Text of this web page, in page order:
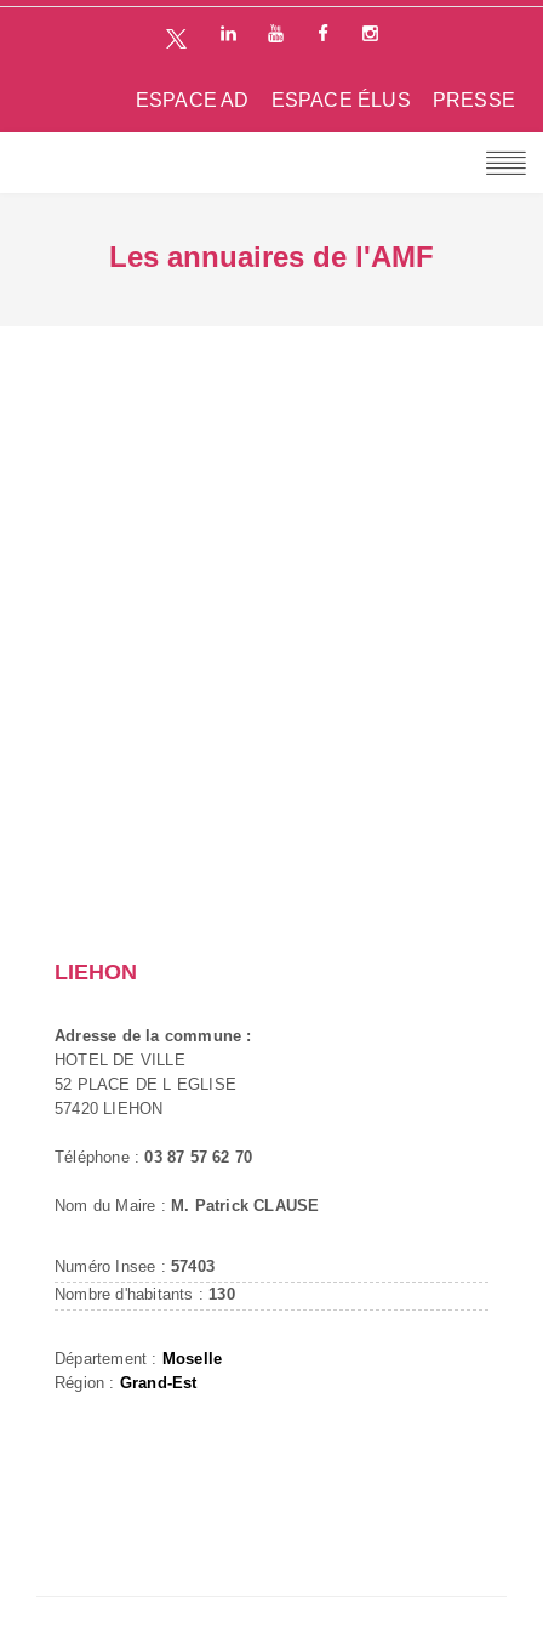
PRESSE
ESPACE ÉLUS
ESPACE AD
Les annuaires de l'AMF
LIEHON
Adresse de la commune :
HOTEL DE VILLE
52 PLACE DE L EGLISE
57420 LIEHON
Téléphone :03 87 57 62 70
Nom du Maire : M. Patrick CLAUSE
Numéro Insee : 57403
Nombre d'habitants : 130
Département : Moselle
Région : Grand-Est